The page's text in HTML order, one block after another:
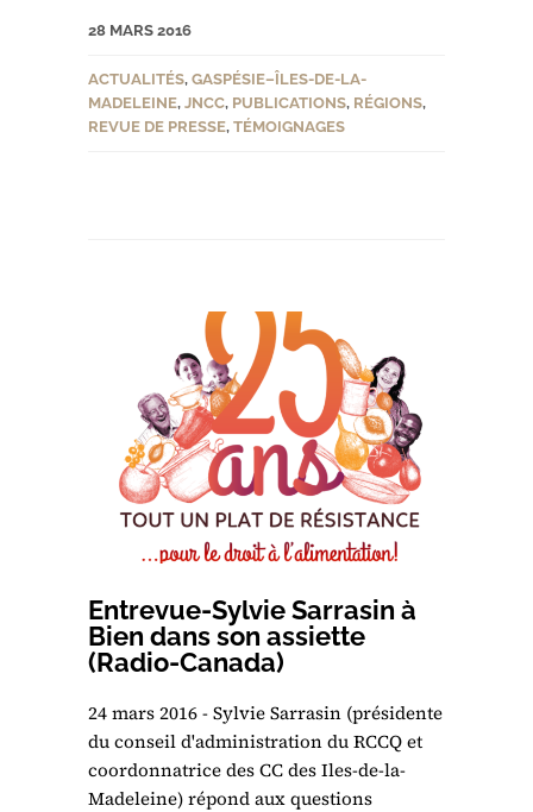
28 MARS 2016
ACTUALITÉS, GASPÉSIE–ÎLES-DE-LA-
MADELEINE, JNCC, PUBLICATIONS, RÉGIONS,
REVUE DE PRESSE, TÉMOIGNAGES
Entrevue-Sylvie Sarrasin à
Bien dans son assiette
(Radio-Canada)
24 mars 2016 - Sylvie Sarrasin (présidente
du conseil d'administration du RCCQ et
coordonnatrice des CC des Iles-de-la-
Madeleine) répond aux questions